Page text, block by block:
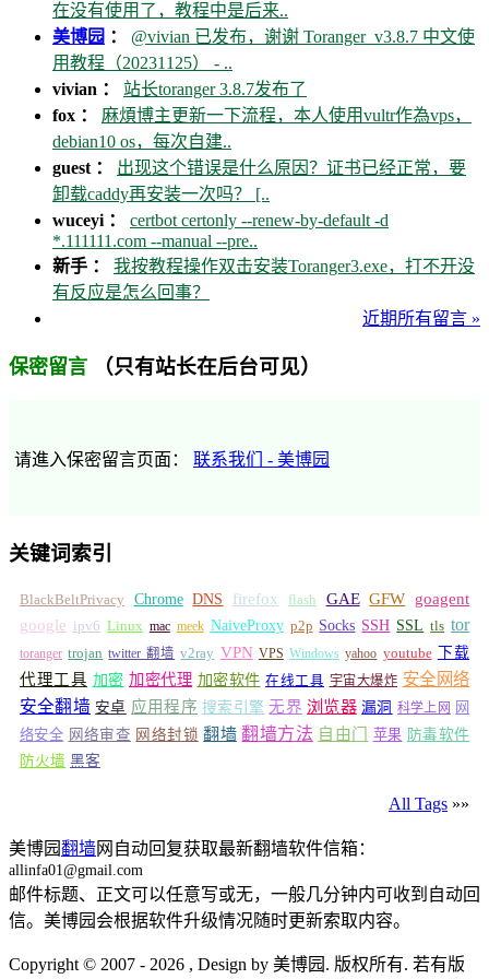
在没有使用了，教程中是后来..
美博园 ： @vivian 已发布，谢谢 Toranger_v3.8.7 中文使
用教程（20231125） - ..
vivian ： 站长toranger 3.8.7发布了
fox ： 麻煩博主更新一下流程，本人使用vultr作為vps，
debian10 os，每次自建..
guest ： 出现这个错误是什么原因？证书已经正常，要
卸载caddy再安装一次吗？ [..
wuceyi ： certbot certonly --renew-by-default -d
*.111111.com --manual --pre..
新手 ： 我按教程操作双击安装Toranger3.exe，打不开没
有反应是怎么回事？
近期所有留言 »
保密留言 （只有站长在后台可见）
请進入保密留言页面： 联系我们 - 美博园
关键词索引
BlackBeltPrivacy Chrome DNS firefox flash GAE GFW
goagent
google ipv6 Linux mac meek NaiveProxy p2p Socks SSH SSL tls tor
toranger trojan twitter 翻墙 v2ray VPN VPS Windows yahoo youtube 下载
代理工具 加密 加密代理 加密软件 在线工具 宇宙大爆炸 安全网络
安全翻墙 安卓 应用程序 搜索引擎 无界 浏览器 漏洞 科学上网 网
络安全 网络审查 网络封锁 翻墙 翻墙方法 自由门 苹果 防毒软件
防火墙 黑客
All Tags »»
美博园翻墙网自动回复获取最新翻墙软件信箱：
allinfa01@gmail.com
邮件标题、正文可以任意写或无，一般几分钟内可收到自动回
信。美博园会根据软件升级情况随时更新索取内容。
Copyright © 2007 - 2026 , Design by 美博园. 版权所有. 若有版